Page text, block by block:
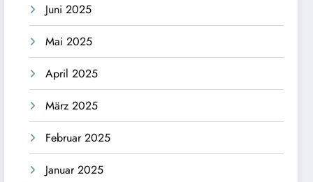
Juni 2025
Mai 2025
April 2025
März 2025
Februar 2025
Januar 2025